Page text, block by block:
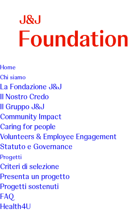
Home
Chi siamo
La Fondazione J&J
Il Nostro Credo
Il Gruppo J&J
Community Impact
Caring for people
Volunteers & Employee Engagement
Statuto e Governance
Progetti
Criteri di selezione
Presenta un progetto
Progetti sostenuti
FAQ
Health4U